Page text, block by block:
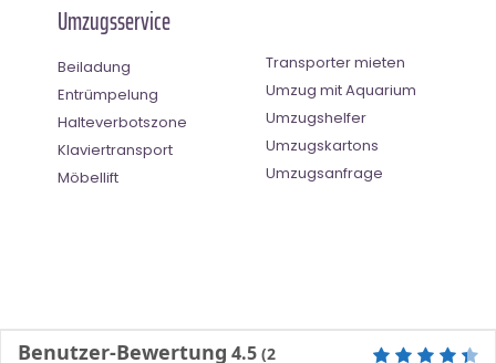
Umzugsservice
Beiladung
Entrümpelung
Halteverbotszone
Klaviertransport
Möbellift
Transporter mieten
Umzug mit Aquarium
Umzugshelfer
Umzugskartons
Umzugsanfrage
Benutzer-Bewertung 4.5 (2